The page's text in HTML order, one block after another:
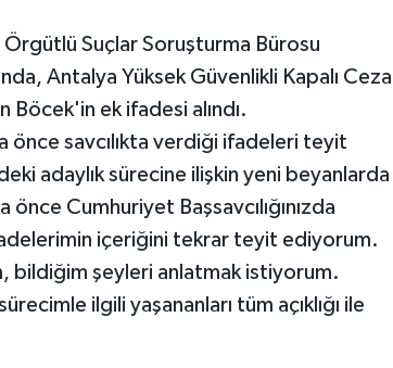
Örgütlü Suçlar Soruşturma Bürosu
Antalya Yüksek Güvenlikli Kapalı Ceza
ek ifadesi alındı.
önce savcılıkta verdiği ifadeleri teyit
adaylık sürecine ilişkin yeni beyanlarda
Cumhuriyet Başsavcılığınızda
içeriğini tekrar teyit ediyorum.
bildiğim şeyleri anlatmak istiyorum.
ilgili yaşananları tüm açıklığı ile